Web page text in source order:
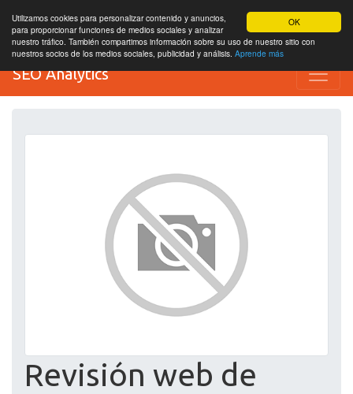
OK
Utilizamos cookies para personalizar contenido y anuncios,
para proporcionar funciones de medios sociales y analizar
nuestro tráfico. También compartimos información sobre su uso de nuestro sitio con
nuestros socios de los medios sociales, publicidad y análisis. Aprende más
SEO Analytics
Revisión web de